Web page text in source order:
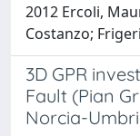
2012 Ercoli,
Costanzo;
3D GPR
Fault (Pian
Norcia-